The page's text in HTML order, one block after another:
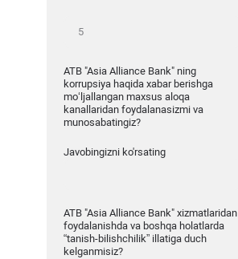
ATB "Asia Alliance Bank" ning
korrupsiya haqida xabar berishga
mo‘ljallangan maxsus aloqa
kanallaridan foydalanasizmi va
munosabatingiz?
Javobingizni ko'rsating
ATB "Asia Alliance Bank" xizmatlaridan
foydalanishda va boshqa holatlarda
“tanish-bilishchilik” illatiga duch
kelganmisiz?